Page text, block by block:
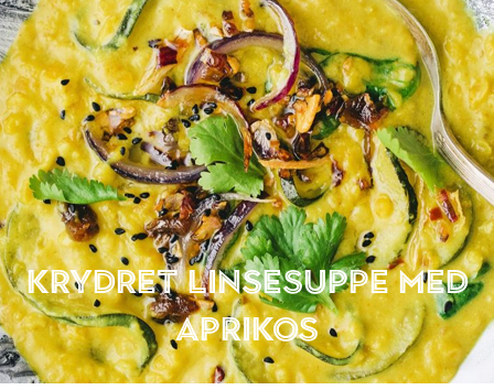
Krydret linsesuppe med
aprikos